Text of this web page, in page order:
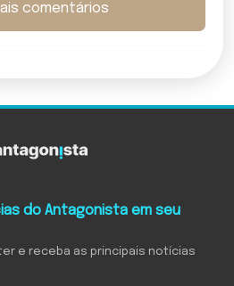
comentários
do Antagonista em seu
e receba as principais notícias